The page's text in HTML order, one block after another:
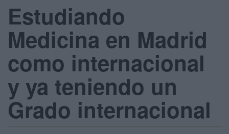
Estudiando
Medicina en Madrid
como internacional
y ya teniendo un
Grado internacional